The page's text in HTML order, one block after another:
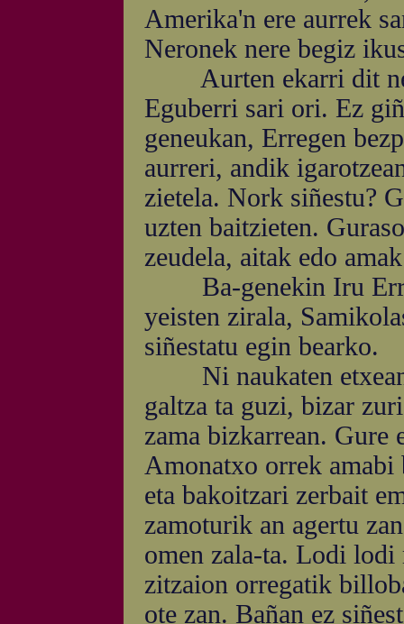
Amerika'n ere aurrek
Neronek nere begiz
Aurten ekarri dit
Eguberri sari ori. Ez
geneukan, Erregen
aurreri, andik
zietela. Nork siñestu?
uzten baitzieten.
zeudela, aitak edo
Ba-genekin Iru
yeisten zirala,
siñestatu egin bearko.
Ni naukaten etxean,
galtza ta guzi, bizar
zama bizkarrean. Gure
Amonatxo orrek
eta bakoitzari zerbait
zamoturik an agertu
omen zala-ta. Lodi
zitzaion orregatik
ote zan. Bañan ez